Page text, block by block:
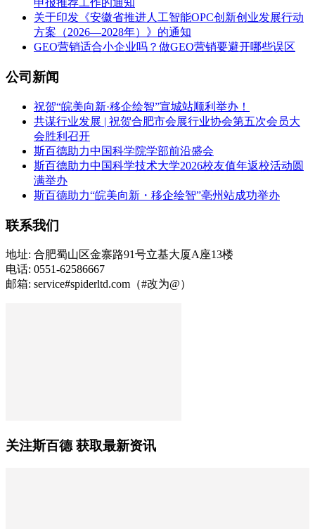
申报推荐工作的通知
关于印发《安徽省推进人工智能OPC创新创业发展行动
方案（2026—2028年）》的通知
GEO营销适合小企业吗？做GEO营销要避开哪些误区
公司新闻
祝贺“皖美向新·移企绘智”宣城站顺利举办！
共谋行业发展 | 祝贺合肥市会展行业协会第五次会员大
会胜利召开
斯百德助力中国科学院学部前沿盛会
斯百德助力中国科学技术大学2026校友值年返校活动圆
满举办
斯百德助力“皖美向新・移企绘智”亳州站成功举办
联系我们
地址: 合肥蜀山区金寨路91号立基大厦A座13楼
电话: 0551-62586667
邮箱: service#spiderltd.com（#改为@）
关注斯百德 获取最新资讯